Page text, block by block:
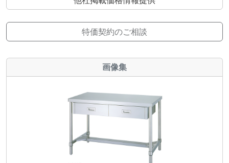
特価契約のご相談
画像集